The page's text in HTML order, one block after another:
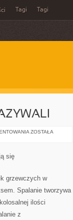
Tagi Tagi
SKORO
ZOSTAŁA
się
grzewczych w
Spalanie tworzywa
ilości
z